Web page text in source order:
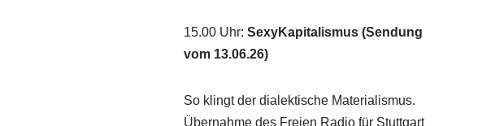
15.00 Uhr: SexyKapitalismus (Sendung
vom 13.06.26)
So klingt der dialektische Materialismus.
Übernahme des Freien Radio für Stuttgart